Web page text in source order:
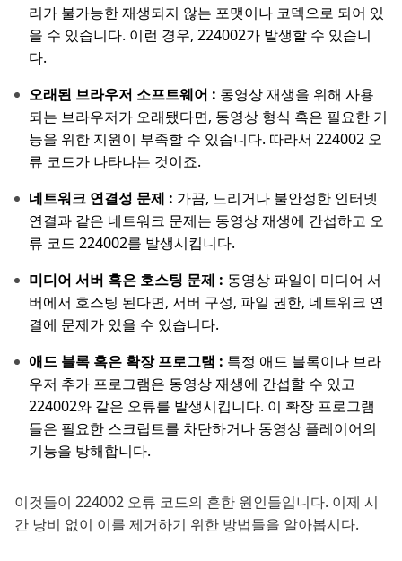
리가 불가능한 재생되지 않는 포맷이나 코덱으로 되어 있
을 수 있습니다. 이런 경우, 224002가 발생할 수 있습니
다.
오래된 브라우저 소프트웨어 : 동영상 재생을 위해 사용
되는 브라우저가 오래됐다면, 동영상 형식 혹은 필요한 기
능을 위한 지원이 부족할 수 있습니다. 따라서 224002 오
류 코드가 나타나는 것이죠.
네트워크 연결성 문제 : 가끔, 느리거나 불안정한 인터넷
연결과 같은 네트워크 문제는 동영상 재생에 간섭하고 오
류 코드 224002를 발생시킵니다.
미디어 서버 혹은 호스팅 문제 : 동영상 파일이 미디어 서
버에서 호스팅 된다면, 서버 구성, 파일 권한, 네트워크 연
결에 문제가 있을 수 있습니다.
애드 블록 혹은 확장 프로그램 : 특정 애드 블록이나 브라
우저 추가 프로그램은 동영상 재생에 간섭할 수 있고
224002와 같은 오류를 발생시킵니다. 이 확장 프로그램
들은 필요한 스크립트를 차단하거나 동영상 플레이어의
기능을 방해합니다.
이것들이 224002 오류 코드의 흔한 원인들입니다. 이제 시
간 낭비 없이 이를 제거하기 위한 방법들을 알아봅시다.